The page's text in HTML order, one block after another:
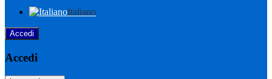
Italiano
Accedi
Accedi